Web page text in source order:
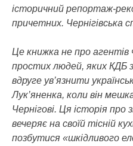
історичний репортаж-
причетних. Чернігівська
Це книжка не про агентів
простих людей, яких КДБ
вдруге ув’язнити
Лук’яненка, коли він
Чернігові. Ця історія про
вечеряє на своїй тісній
позбутися «шкідливого